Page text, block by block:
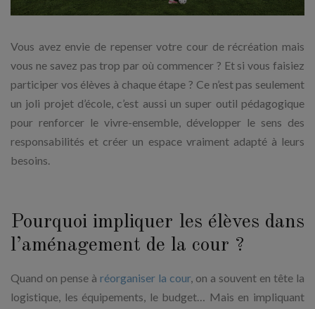
Vous avez envie de repenser votre cour de récréation mais
vous ne savez pas trop par où commencer ? Et si vous faisiez
participer vos élèves à chaque étape ? Ce n’est pas seulement
un joli projet d’école, c’est aussi un super outil pédagogique
pour renforcer le vivre-ensemble, développer le sens des
responsabilités et créer un espace vraiment adapté à leurs
besoins.
Pourquoi impliquer les élèves dans
l’aménagement de la cour ?
Quand on pense à réorganiser la cour, on a souvent en tête la
logistique, les équipements, le budget… Mais en impliquant